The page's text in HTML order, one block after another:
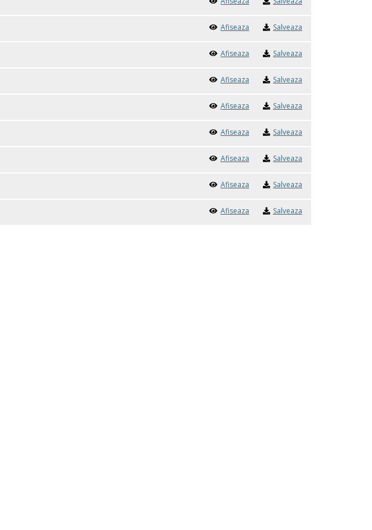
Afiseaza Salveaza
Afiseaza Salveaza
Afiseaza Salveaza
Afiseaza Salveaza
Afiseaza Salveaza
Afiseaza Salveaza
Afiseaza Salveaza
Afiseaza Salveaza